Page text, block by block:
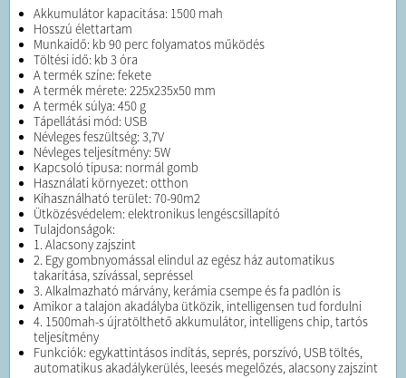
Akkumulátor kapacitása: 1500 mah
Hosszú élettartam
Munkaidő: kb 90 perc folyamatos működés
Töltési idő: kb 3 óra
A termék színe: fekete
A termék mérete: 225x235x50 mm
A termék súlya: 450 g
Tápellátási mód: USB
Névleges feszültség: 3,7V
Névleges teljesítmény: 5W
Kapcsoló típusa: normál gomb
Használati környezet: otthon
Kihasználható terület: 70-90m2
Ütközésvédelem: elektronikus lengéscsillapító
Tulajdonságok:
1. Alacsony zajszint
2. Egy gombnyomással elindul az egész ház automatikus
takarítása, szívással, sepréssel
3. Alkalmazható márvány, kerámia csempe és fa padlón is
Amikor a talajon akadályba ütközik, intelligensen tud fordulni
4. 1500mah-s újratölthető akkumulátor, intelligens chip, tartós
teljesítmény
Funkciók: egykattintásos indítás, seprés, porszívó, USB töltés,
automatikus akadálykerülés, leesés megelőzés, alacsony zajszint